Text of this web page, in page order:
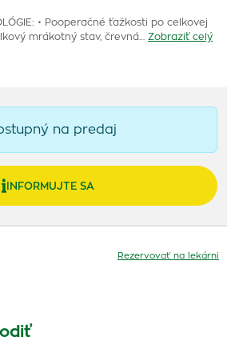
• Pooperačné ťažkosti po celkovej
mrákotný stav, črevná…
Zobraziť celý
na predaj
INFORMUJTE SA
Rezervovať na lekárni